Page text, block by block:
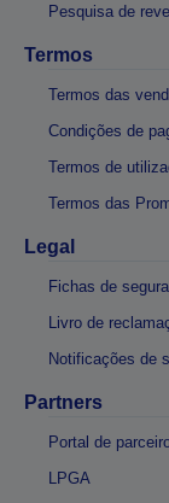
Pesquisa de
Termos
Termos das
Condições de
Termos de
Termos das
Legal
Fichas de
Livro de
Notificações de
Partners
Portal de
LPGA